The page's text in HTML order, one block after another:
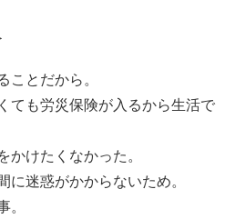
ことだから。
ても労災保険が入るから生活で
かけたくなかった。
に迷惑がかからないため。
。